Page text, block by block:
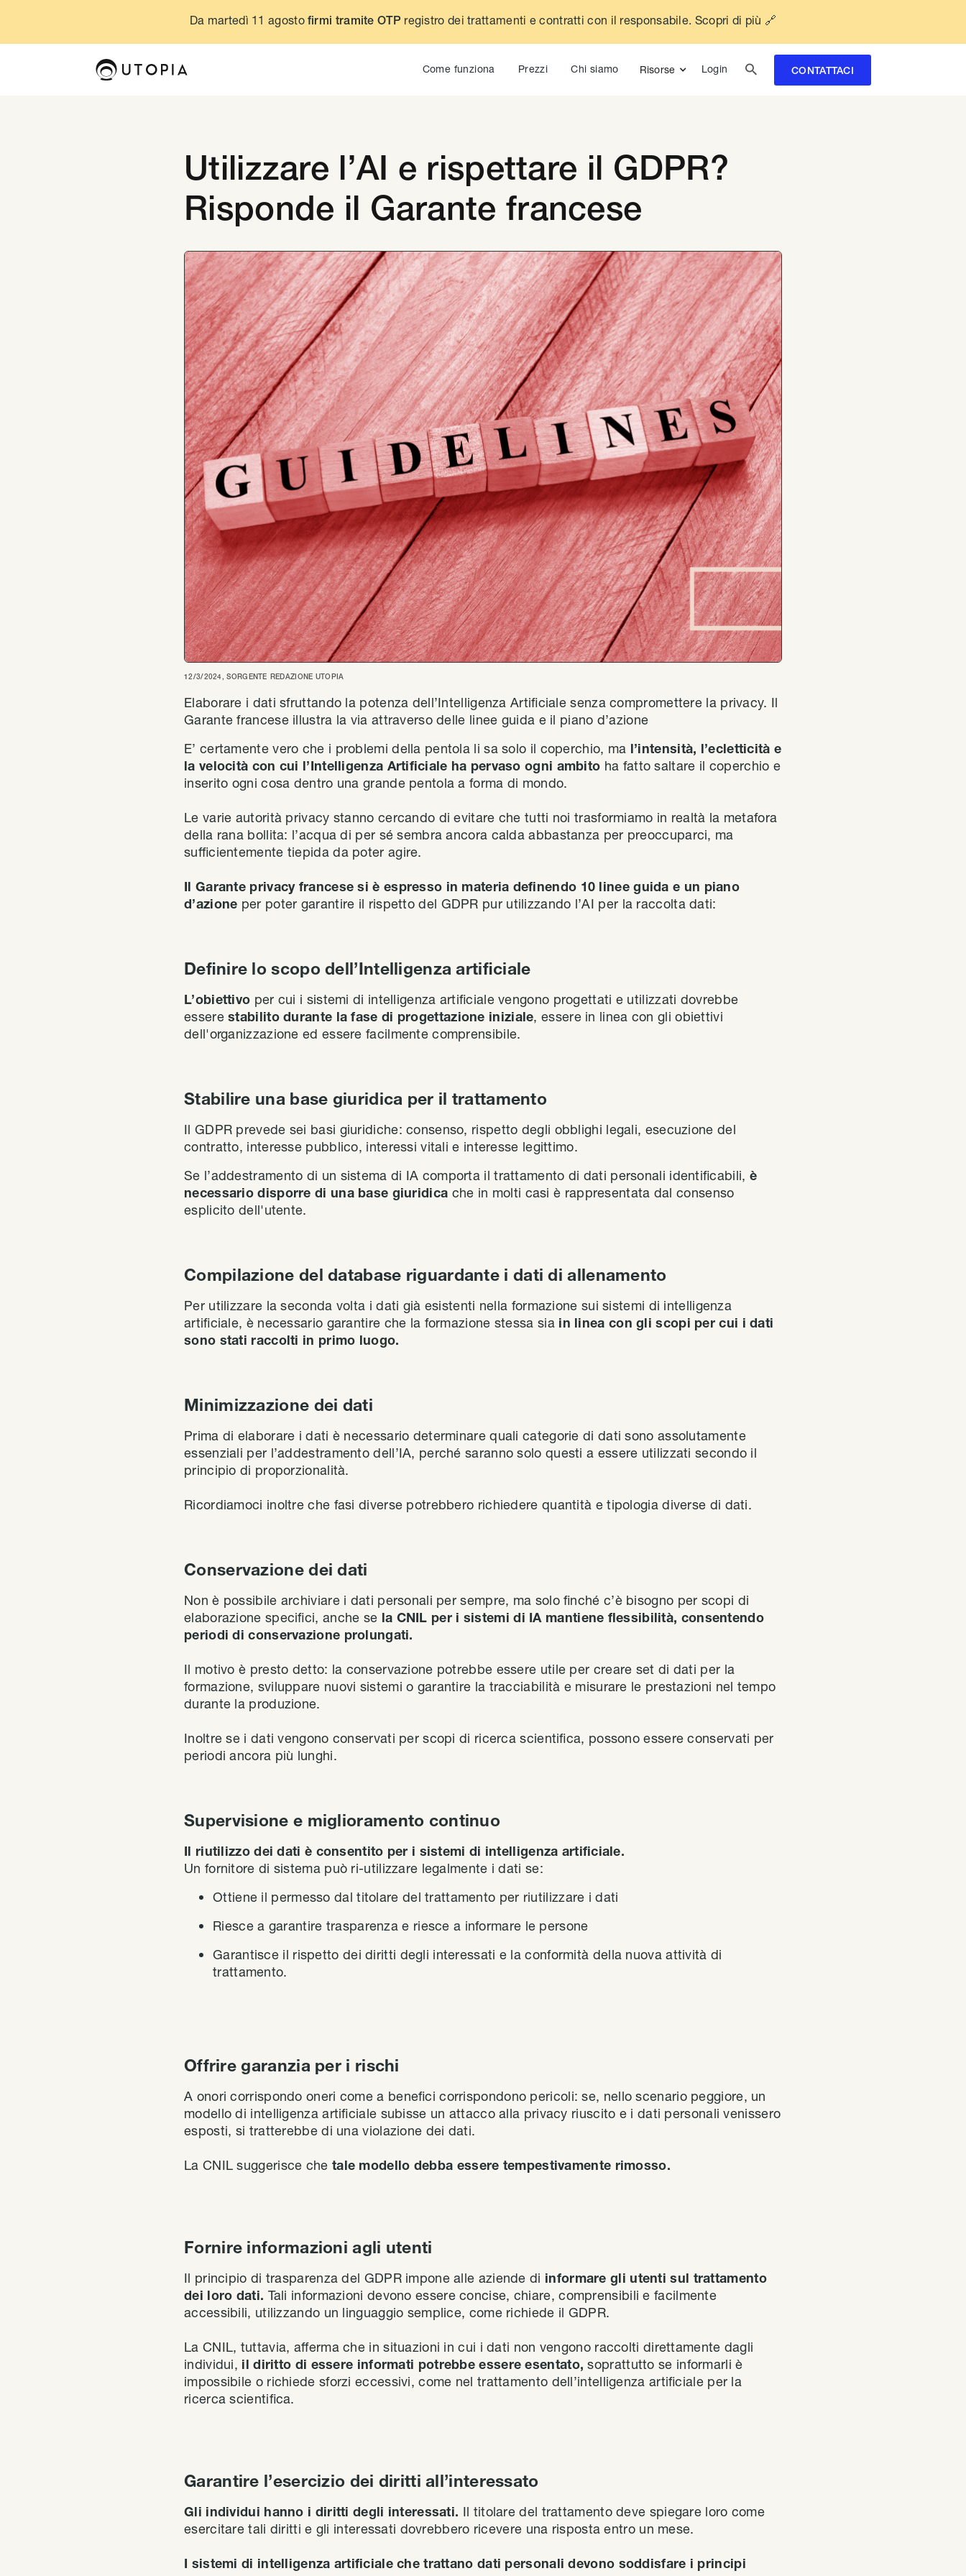
Da martedì 11 agostofirmi tramite OTP registro dei trattamenti e contratti con il responsabile. Scopri di più 🔗
Come funziona Prezzi Chi siamo Risorse Login  CONTATTACI
Utilizzare l’AI e rispettare il GDPR?
Risponde il Garante francese
12/3/2024, SORGENTE REDAZIONE UTOPIA
Elaborare i dati sfruttando la potenza dell’Intelligenza Artificiale senza compromettere la privacy. Il
Garante francese illustra la via attraverso delle linee guida e il piano d’azione
E’ certamente vero che i problemi della pentola li sa solo il coperchio, ma l’intensità, l’ecletticità e
la velocità con cui l’Intelligenza Artificiale ha pervaso ogni ambito ha fatto saltare il coperchio e
inserito ogni cosa dentro una grande pentola a forma di mondo.
Le varie autorità privacy stanno cercando di evitare che tutti noi trasformiamo in realtà la metafora
della rana bollita: l’acqua di per sé sembra ancora calda abbastanza per preoccuparci, ma
sufficientemente tiepida da poter agire.
Il Garante privacy francese si è espresso in materia definendo 10 linee guida e un piano
d’azione per poter garantire il rispetto del GDPR pur utilizzando l’AI per la raccolta dati:
Definire lo scopo dell’Intelligenza artificiale
L’obiettivo per cui i sistemi di intelligenza artificiale vengono progettati e utilizzati dovrebbe
esserestabilito durante la fase di progettazione iniziale, essere in linea con gli obiettivi
dell'organizzazione ed essere facilmente comprensibile.
Stabilire una base giuridica per il trattamento
Il GDPR prevede sei basi giuridiche: consenso, rispetto degli obblighi legali, esecuzione del
contratto, interesse pubblico, interessi vitali e interesse legittimo.
Se l’addestramento di un sistema di IA comporta il trattamento di dati personali identificabili, è
necessario disporre di una base giuridica che in molti casi è rappresentata dal consenso
esplicito dell'utente.
Compilazione del database riguardante i dati di allenamento
Per utilizzare la seconda volta i dati già esistenti nella formazione sui sistemi di intelligenza
artificiale, è necessario garantire che la formazione stessa sia in linea con gli scopi per cui i dati
sono stati raccolti in primo luogo.
Minimizzazione dei dati
Prima di elaborare i dati è necessario determinare quali categorie di dati sono assolutamente
essenziali per l’addestramento dell’IA, perché saranno solo questi a essere utilizzati secondo il
principio di proporzionalità.
Ricordiamoci inoltre che fasi diverse potrebbero richiedere quantità e tipologia diverse di dati.
Conservazione dei dati
Non è possibile archiviare i dati personali per sempre, ma solo finché c’è bisogno per scopi di
elaborazione specifici, anche se la CNIL per i sistemi di IA mantiene flessibilità, consentendo
periodi di conservazione prolungati.
Il motivo è presto detto: la conservazione potrebbe essere utile per creare set di dati per la
formazione, sviluppare nuovi sistemi o garantire la tracciabilità e misurare le prestazioni nel tempo
durante la produzione.
Inoltre se i dati vengono conservati per scopi di ricerca scientifica, possono essere conservati per
periodi ancora più lunghi.
Supervisione e miglioramento continuo
Il riutilizzo dei dati è consentito per i sistemi di intelligenza artificiale.
Un fornitore di sistema può ri-utilizzare legalmente i dati se:
Ottiene il permesso dal titolare del trattamento per riutilizzare i dati
Riesce a garantire trasparenza e riesce a informare le persone
Garantisce il rispetto dei diritti degli interessati e la conformità della nuova attività di
trattamento.
Offrire garanzia per i rischi
A onori corrispondo oneri come a benefici corrispondono pericoli: se, nello scenario peggiore, un
modello di intelligenza artificiale subisse un attacco alla privacy riuscito e i dati personali venissero
esposti, si tratterebbe di una violazione dei dati.
La CNIL suggerisce che tale modello debba essere tempestivamente rimosso.
Fornire informazioni agli utenti
Il principio di trasparenza del GDPR impone alle aziende di informare gli utenti sul trattamento
dei loro dati. Tali informazioni devono essere concise, chiare, comprensibili e facilmente
accessibili, utilizzando un linguaggio semplice, come richiede il GDPR.
La CNIL, tuttavia, afferma che in situazioni in cui i dati non vengono raccolti direttamente dagli
individui, il diritto di essere informati potrebbe essere esentato,soprattutto se informarli è
impossibile o richiede sforzi eccessivi, come nel trattamento dell’intelligenza artificiale per la
ricerca scientifica.
Garantire l’esercizio dei diritti all’interessato
Gli individui hanno i diritti degli interessati. Il titolare del trattamento deve spiegare loro come
esercitare tali diritti e gli interessati dovrebbero ricevere una risposta entro un mese.
I sistemi di intelligenza artificiale che trattano dati personali devono soddisfare i principi